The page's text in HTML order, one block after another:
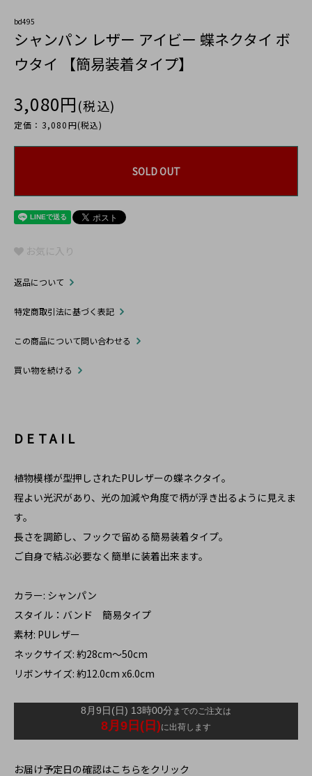
bd495
シャンパン レザー アイビー 蝶ネクタイ ボ
ウタイ 【簡易装着タイプ】
3,080円(税込)
定価：3,080円(税込)
SOLD OUT
お気に入り
返品について
特定商取引法に基づく表記
この商品について問い合わせる
買い物を続ける
DETAIL
植物模様が型押しされたPUレザーの蝶ネクタイ。
程よい光沢があり、光の加減や角度で柄が浮き出るように見えま
す。
長さを調節し、フックで留める簡易装着タイプ。
ご自身で結ぶ必要なく簡単に装着出来ます。
カラー: シャンパン
スタイル：バンド 簡易タイプ
素材: PUレザー
ネックサイズ: 約28cm～50cm
リボンサイズ: 約12.0cm x6.0cm
お届け予定日の確認はこちらをクリック